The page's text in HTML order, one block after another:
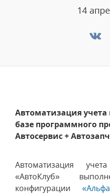
14
Автоматизация
базе программного
Автосервис +
Автоматизация
«АвтоКлуб»
конфигурации